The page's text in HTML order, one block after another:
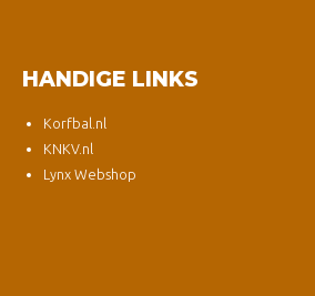
HANDIGE LINKS
Korfbal.nl
KNKV.nl
Lynx Webshop